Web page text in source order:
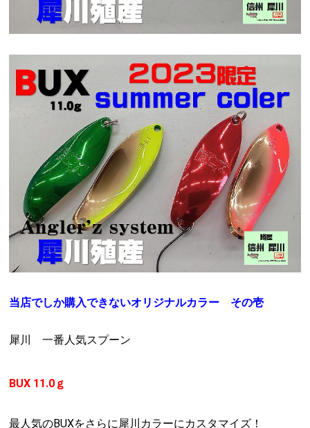
当店でしか購入できないオリジナルカラー その壱
犀川 一番人気スプーン
BUX 11.0ｇ
最人気のBUXをさらに犀川カラーにカスタマイズ！